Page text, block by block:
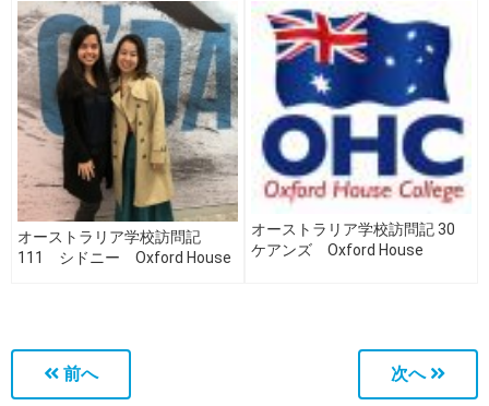
した！
オーストラリア学校訪問記
111 シドニー Oxford House
オーストラリア学校訪問記 30
ケアンズ Oxford House
前へ 次へ